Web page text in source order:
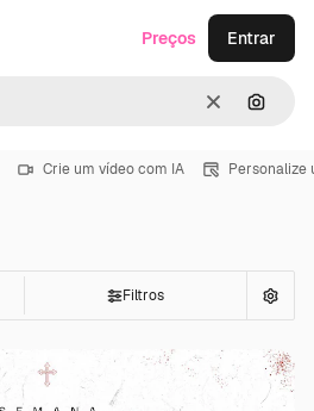
Limpar
Preços Entrar
Crie um vídeo com IA Personalize
Filtros